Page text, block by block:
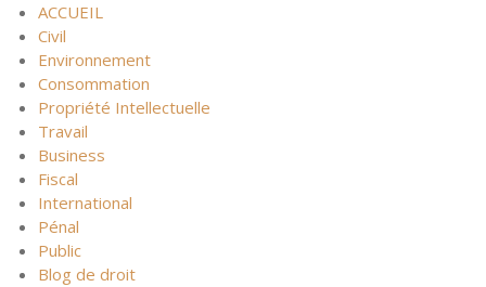
ACCUEIL
Civil
Environnement
Consommation
Propriété Intellectuelle
Travail
Business
Fiscal
International
Pénal
Public
Blog de droit